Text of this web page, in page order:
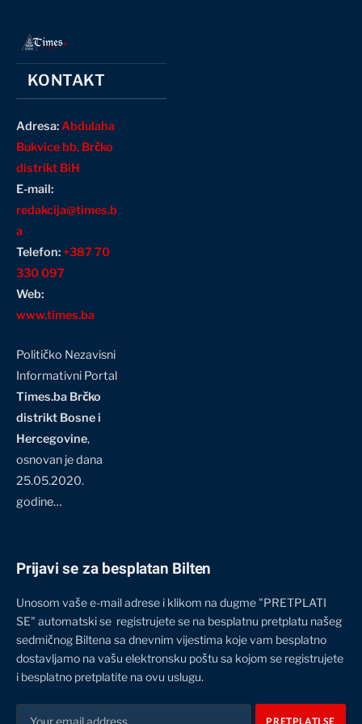
KONTAKT
Adresa:Abdulaha
Bukvice bb, Brčko
distrikt BiH
E-mail:
redakcija@times.b
a
Telefon:+387 70
330 097
Web:
www.times.ba
Političko Nezavisni
Informativni Portal
Times.ba Brčko
distrikt Bosne i
Hercegovine,
osnovan je dana
25.05.2020.
godine…
Prijavi se za besplatan Bilten
Unosom vaše e-mail adrese i klikom na dugme "PRETPLATI
SE" automatski se registrujete se na besplatnu pretplatu našeg
sedmičnog Biltena sa dnevnim vijestima koje vam besplatno
dostavljamo na vašu elektronsku poštu sa kojom se registrujete
i besplatno pretplatite na ovu uslugu.